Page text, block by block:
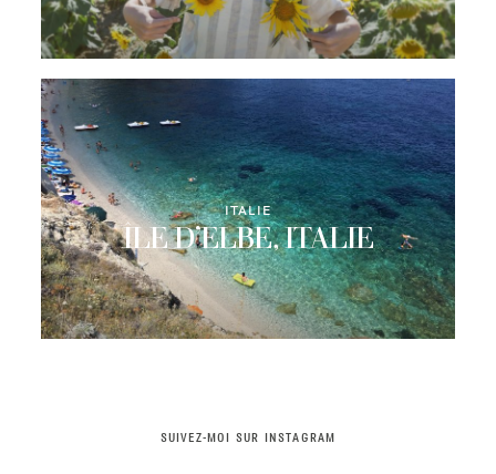
ITALIE
ÎLE D’ELBE, ITALIE
SUIVEZ-MOI SUR INSTAGRAM